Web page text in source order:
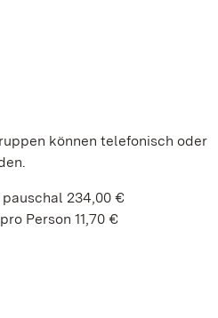
können telefonisch oder
234,00 €
Person 11,70 €